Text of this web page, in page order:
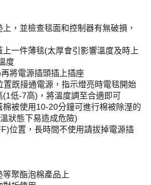
，並檢查毯面和控制器有無破損，
一件薄毯(太厚會引影響溫度及時上
度
將電源插頭插上插座
既接通電源，指示燈亮時電毯開始
低-7高)，將溫度調至合適即可
被使用10-20分鐘可進行棉被除溼的
狀態下易造成危險)
位置，長時間不使用請拔掉電源插
等聚酯泡棉產品上